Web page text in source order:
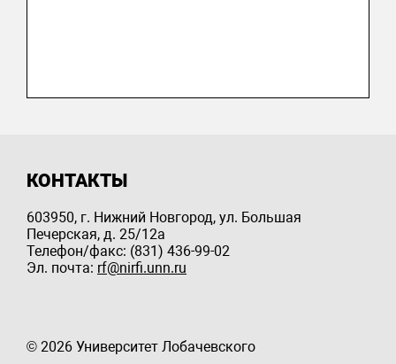
КОНТАКТЫ
603950, г. Нижний Новгород, ул. Большая
Печерская, д. 25/12a
Телефон/факс: (831) 436-99-02
Эл. почта: rf@nirfi.unn.ru
© 2026 Университет Лобачевского